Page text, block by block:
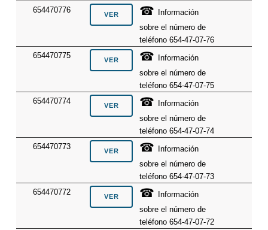
654470776
☎
Información
sobre el número de
teléfono 654-47-07-76
654470775
☎
Información
sobre el número de
teléfono 654-47-07-75
654470774
☎
Información
sobre el número de
teléfono 654-47-07-74
654470773
☎
Información
sobre el número de
teléfono 654-47-07-73
654470772
☎
Información
sobre el número de
teléfono 654-47-07-72